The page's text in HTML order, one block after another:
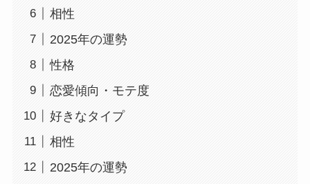
相性
2025年の運勢
性格
恋愛傾向・モテ度
好きなタイプ
相性
2025年の運勢